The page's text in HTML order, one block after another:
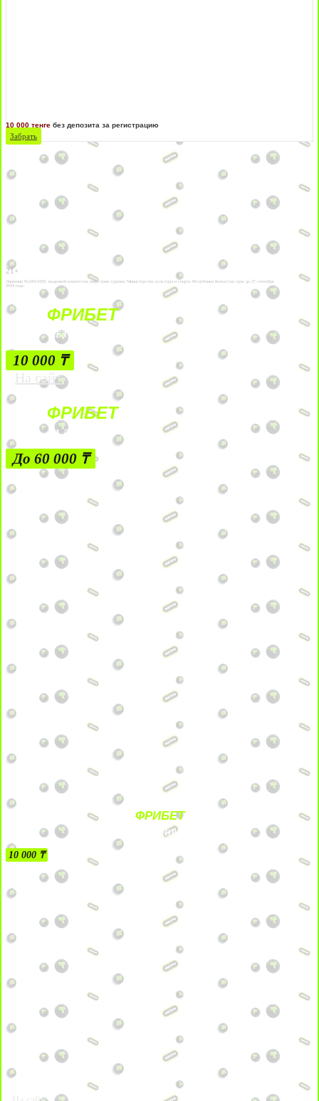
10 000 тенге без депозита за регистрацию
Забрать
21+
Лицензии №24514359, выданной комитетом индустрии туризма Министерства культуры и спорта Республики Казахстан срок до 27 сентября
2034 года.
ФРИБЕТ
БЕЗ УСЛОВИЙ
10 000 ₸
На сайт
ФРИБЕТ
ЗА ДЕПОЗИТЫ
До 60 000 ₸
ФРИБЕТ
БЕЗ УСЛОВИЙ
10 000 ₸